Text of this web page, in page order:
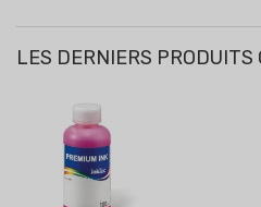
LES DERNIERS PRODUITS